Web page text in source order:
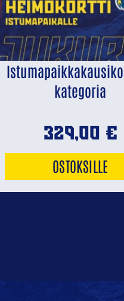
kategoria
329,00 €
OSTOKSILLE